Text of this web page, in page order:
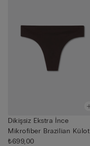
Dikişsiz Ekstra İnce
Mikrofiber Brazilian Külot
₺699,00